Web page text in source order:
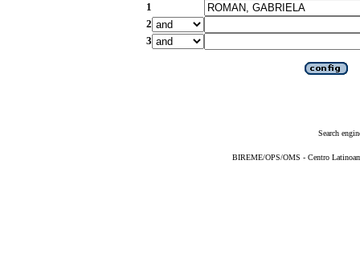
1
2
3
Search
BIREME/OPS/OMS - Centro